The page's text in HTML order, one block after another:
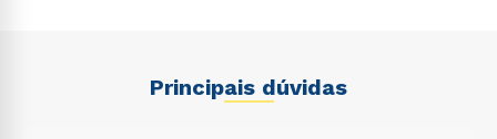
Principais dúvidas